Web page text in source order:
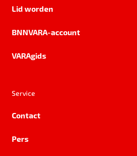
Lid worden
BNNVARA-account
VARAgids
Service
Contact
Pers